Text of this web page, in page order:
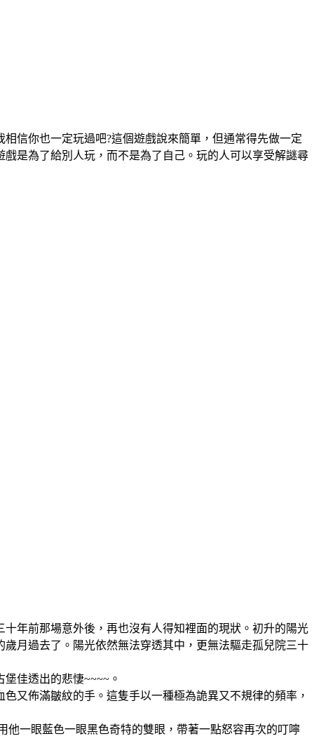
信你也一定玩過吧?這個遊戲說來簡單，但通常得先做一定
是為了給別人玩，而不是為了自己。玩的人可以享受解謎尋
年前那場意外後，再也沒有人得知裡面的現狀。初升的陽光
月過去了。陽光依然無法穿透其中，更無法驅走孤兒院三十
佳透出的悲悽~~~~。
又佈滿皺紋的手。這隻手以一種極為詭異又不規律的頻率，
一眼藍色一眼黑色奇特的雙眼，帶著一點怒容再次的叮嚀